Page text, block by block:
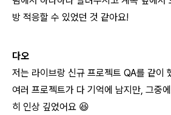
방 적응할 수 있었던 것 같아요!
다오
저는 라이브랑 신규 프로젝트 QA를 같이
여러 프로젝트가 다 기억에 남지만, 그중
히 인상 깊었어요 😆